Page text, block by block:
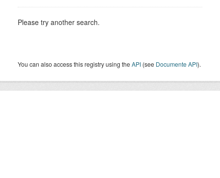
Please try another search.
You can also access this registry using theAPI (see Documente API).